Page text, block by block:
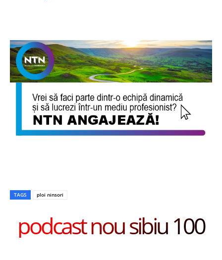
TAGS ploi ninsori
podcast nou sibiu 100